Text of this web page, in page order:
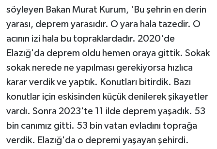
söyleyen Bakan Murat Kurum, 'Bu şehrin en derin
yarası, deprem yarasıdır. O yara hala tazedir. O
acının izi hala bu topraklardadır. 2020'de
Elazığ'da deprem oldu hemen oraya gittik. Sokak
sokak nerede ne yapılması gerekiyorsa hızlıca
karar verdik ve yaptık. Konutları bitirdik. Bazı
konutlar için eskisinden küçük denilerek şikayetler
vardı. Sonra 2023'te 11 ilde deprem yaşadık. 53
bin canımız gitti. 53 bin vatan evladını toprağa
verdik. Elazığ'da o depremi yaşayan şehirdi.